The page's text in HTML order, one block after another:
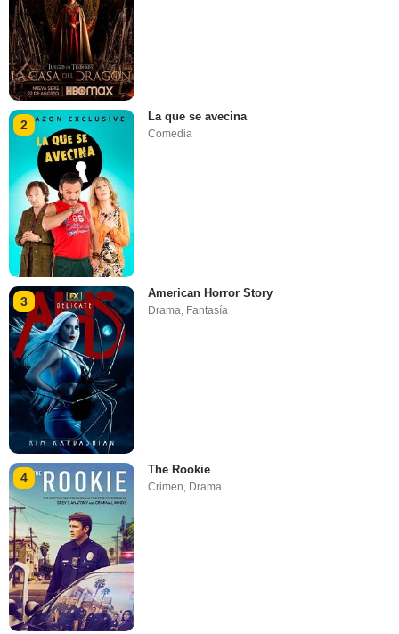
2
La que se avecina
Comedia
3
American Horror Story
Drama, Fantasía
4
The Rookie
Crimen, Drama